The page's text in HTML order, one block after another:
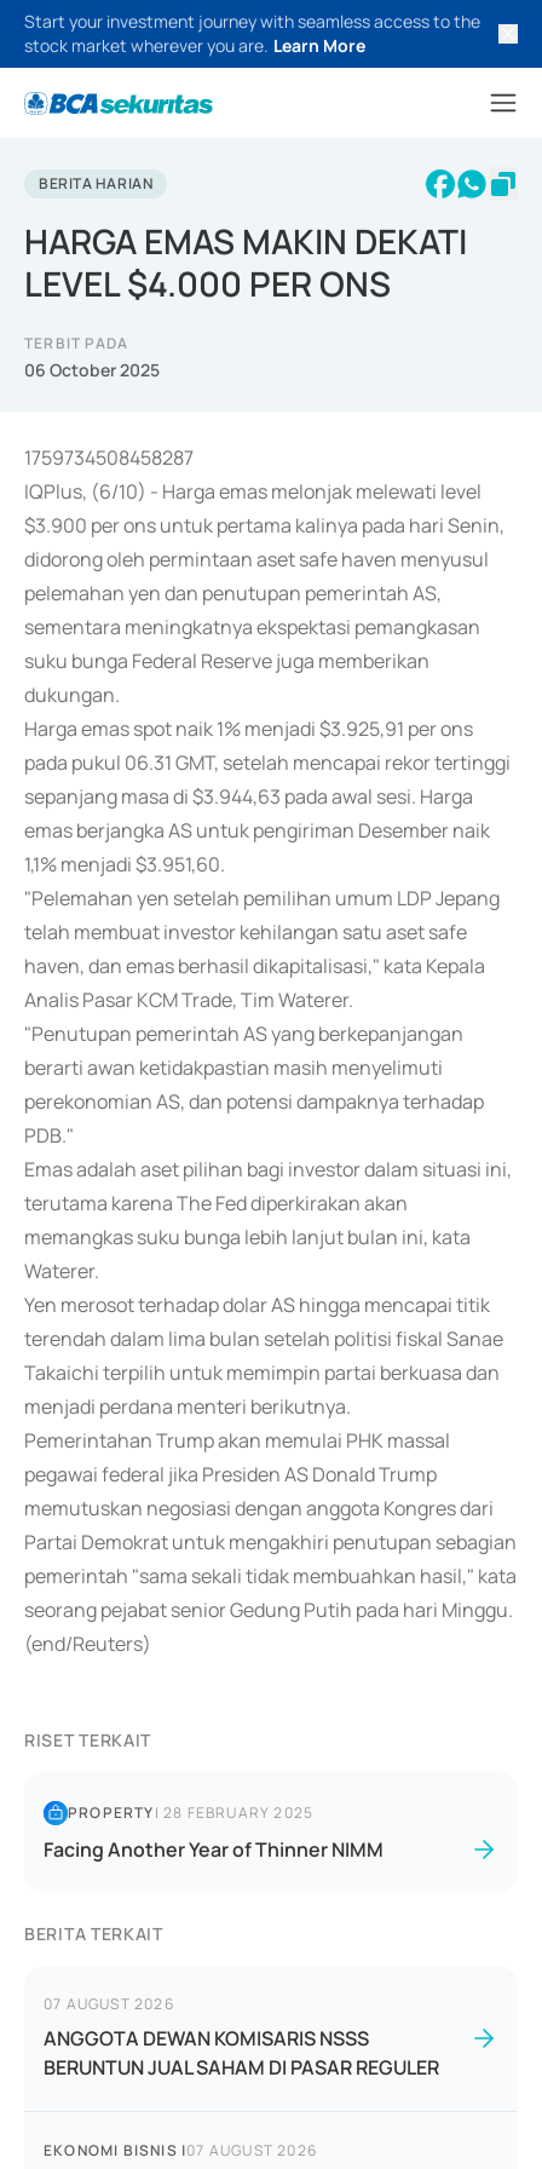
Start your investment journey with seamless access to the
stock market wherever you are. Learn More
BERITA HARIAN
HARGA EMAS MAKIN DEKATI
LEVEL $4.000 PER ONS
TERBIT PADA
06 October 2025
1759734508458287
IQPlus, (6/10) - Harga emas melonjak melewati level
$3.900 per ons untuk pertama kalinya pada hari Senin,
didorong oleh permintaan aset safe haven menyusul
pelemahan yen dan penutupan pemerintah AS,
sementara meningkatnya ekspektasi pemangkasan
suku bunga Federal Reserve juga memberikan
dukungan.
Harga emas spot naik 1% menjadi $3.925,91 per ons
pada pukul 06.31 GMT, setelah mencapai rekor tertinggi
sepanjang masa di $3.944,63 pada awal sesi. Harga
emas berjangka AS untuk pengiriman Desember naik
1,1% menjadi $3.951,60.
"Pelemahan yen setelah pemilihan umum LDP Jepang
telah membuat investor kehilangan satu aset safe
haven, dan emas berhasil dikapitalisasi," kata Kepala
Analis Pasar KCM Trade, Tim Waterer.
"Penutupan pemerintah AS yang berkepanjangan
berarti awan ketidakpastian masih menyelimuti
perekonomian AS, dan potensi dampaknya terhadap
PDB."
Emas adalah aset pilihan bagi investor dalam situasi ini,
terutama karena The Fed diperkirakan akan
memangkas suku bunga lebih lanjut bulan ini, kata
Waterer.
Yen merosot terhadap dolar AS hingga mencapai titik
terendah dalam lima bulan setelah politisi fiskal Sanae
Takaichi terpilih untuk memimpin partai berkuasa dan
menjadi perdana menteri berikutnya.
Pemerintahan Trump akan memulai PHK massal
pegawai federal jika Presiden AS Donald Trump
memutuskan negosiasi dengan anggota Kongres dari
Partai Demokrat untuk mengakhiri penutupan sebagian
pemerintah "sama sekali tidak membuahkan hasil," kata
seorang pejabat senior Gedung Putih pada hari Minggu.
(end/Reuters)
RISET TERKAIT
PROPERTY|28 FEBRUARY 2025
Facing Another Year of Thinner NIMM
BERITA TERKAIT
07 AUGUST 2026
ANGGOTA DEWAN KOMISARIS NSSS
BERUNTUN JUAL SAHAM DI PASAR REGULER
EKONOMI BISNIS |07 AUGUST 2026